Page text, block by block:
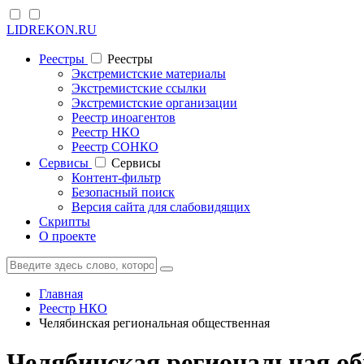
LIDREKON.RU
Реестры
Реестры
Экстремистские материалы
Экстремистские ссылки
Экстремистские организации
Реестр иноагентов
Реестр НКО
Реестр СОНКО
Cервисы
Cервисы
Контент-фильтр
Безопасный поиск
Версия сайта для слабовидящих
Скрипты
О проекте
Главная
Реестр НКО
Челябинская региональная общественная